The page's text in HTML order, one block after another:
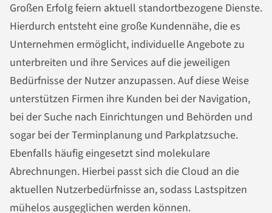
Großen Erfolg feiern aktuell standortbezogene Dienste.
Hierdurch entsteht eine große Kundennähe, die es
Unternehmen ermöglicht, individuelle Angebote zu
unterbreiten und ihre Services auf die jeweiligen
Bedürfnisse der Nutzer anzupassen. Auf diese Weise
unterstützen Firmen ihre Kunden bei der Navigation,
bei der Suche nach Einrichtungen und Behörden und
sogar bei der Terminplanung und Parkplatzsuche.
Ebenfalls häufig eingesetzt sind molekulare
Abrechnungen. Hierbei passt sich die Cloud an die
aktuellen Nutzerbedürfnisse an, sodass Lastspitzen
mühelos ausgeglichen werden können.